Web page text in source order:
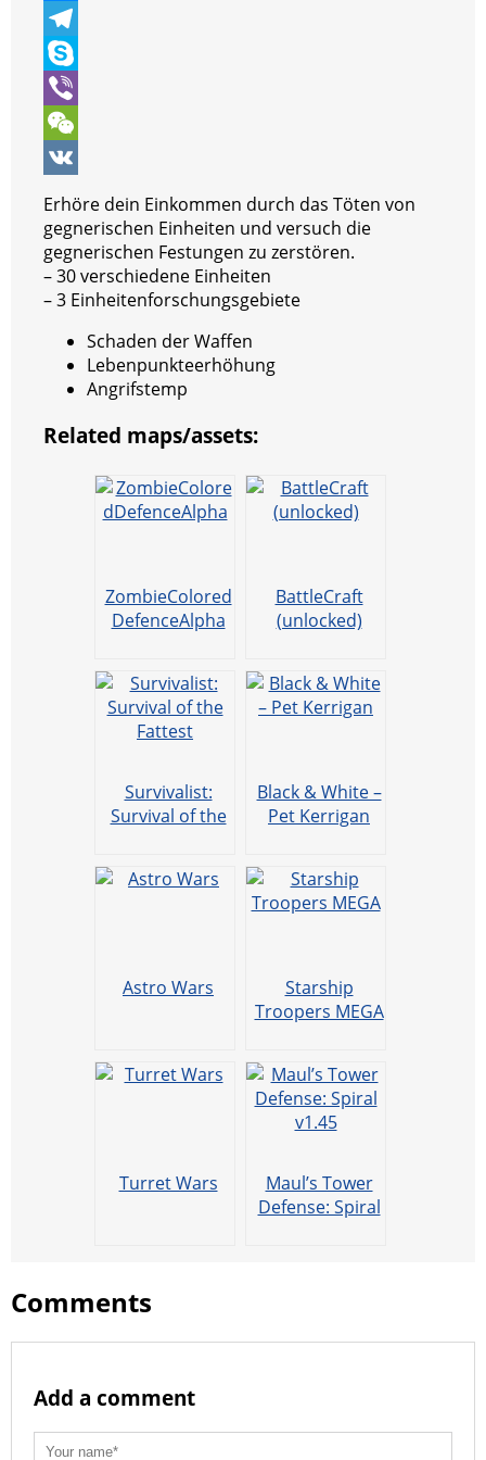
b
o
o
k
t
t
e
r
a
t
s
A
p
p
n
t
e
r
e
s
t
M
e
s
s
e
n
g
e
r
T
e
e
g
r
a
m
S
k
y
p
e
V
b
e
r
W
e
C
h
a
V
K
Erhöre dein Einkommen durch das Töten von
gegnerischen Einheiten und versuch die
gegnerischen Festungen zu zerstören.
– 30 verschiedene Einheiten
– 3 Einheitenforschungsgebiete
Schaden der Waffen
Lebenpunkteerhöhung
Angrifstemp
Related maps/assets:
ZombieColored
DefenceAlpha
BattleCraft
(unlocked)
Survivalist:
Survival of the
Black & White –
Pet Kerrigan
Astro Wars
Starship
Troopers MEGA
Turret Wars
Maul’s Tower
Defense: Spiral
Comments
Add a comment